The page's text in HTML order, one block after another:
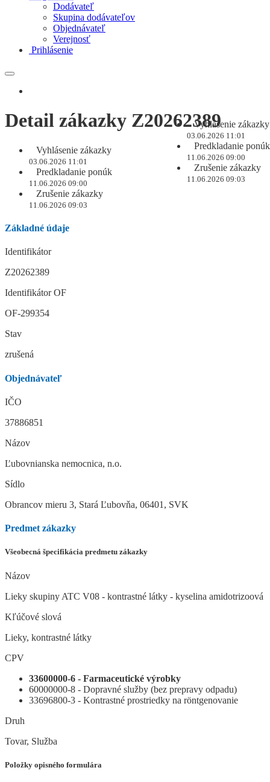
Dodávateľ
Skupina dodávateľov
Objednávateľ
Verejnosť
Prihlásenie
Vyhlásenie zákazky
03.06.2026 11:01
Predkladanie ponúk
11.06.2026 09:00
Zrušenie zákazky
11.06.2026 09:03
Detail zákazky Z20262389
Vyhlásenie zákazky
03.06.2026 11:01
Predkladanie ponúk
11.06.2026 09:00
Zrušenie zákazky
11.06.2026 09:03
Základné údaje
Identifikátor
Z20262389
Identifikátor OF
OF-299354
Stav
zrušená
Objednávateľ
IČO
37886851
Názov
Ľubovnianska nemocnica, n.o.
Sídlo
Obrancov mieru 3, Stará Ľubovňa, 06401, SVK
Predmet zákazky
Všeobecná špecifikácia predmetu zákazky
Názov
Lieky skupiny ATC V08 - kontrastné látky - kyselina amidotrizoová
Kľúčové slová
Lieky, kontrastné látky
CPV
33600000-6 - Farmaceutické výrobky
60000000-8 - Dopravné služby (bez prepravy odpadu)
33696800-3 - Kontrastné prostriedky na röntgenovanie
Druh
Tovar, Služba
Položky opisného formulára